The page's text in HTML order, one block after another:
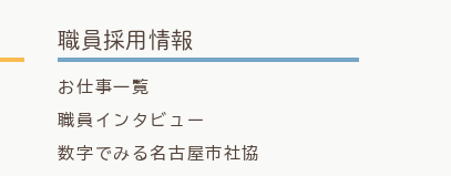
職員採用情報
お仕事一覧
職員インタビュー
数字でみる名古屋市社協